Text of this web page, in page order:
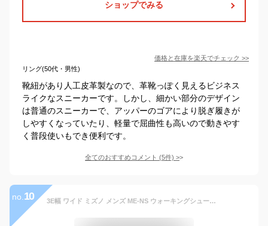
ショップでみる
価格と在庫を楽天でチェック >>
リング(50代・男性)
靴紐があり人工皮革製なので、革靴っぽく見えるビジネス
ライクなスニーカーです。しかし、細かい部分のデザイン
は普通のスニーカーで、アッパーのゴアにより脱ぎ履きが
しやすくなっていたり、軽量で屈曲性も高いので動きやす
く普段使いもでき便利です。
全てのおすすめコメント (5件) >
no. 10 3E幅 ワイド ミズノ メンズ ME-NS ウォーキングシューズ 旅行 散歩 通勤 スニーカー シューズ 紐靴 ビジネス カジュアル フォーマル 幅広 ブラック 黒 ブラウン カーキ 茶色 送料無料 Mizuno B1GE2404